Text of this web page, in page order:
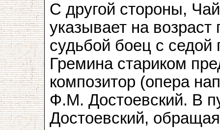
С другой стороны,
указывает на
судьбой боец с седой
Гремина стариком
композитор (опера
Ф.М. Достоевский. В
Достоевский,